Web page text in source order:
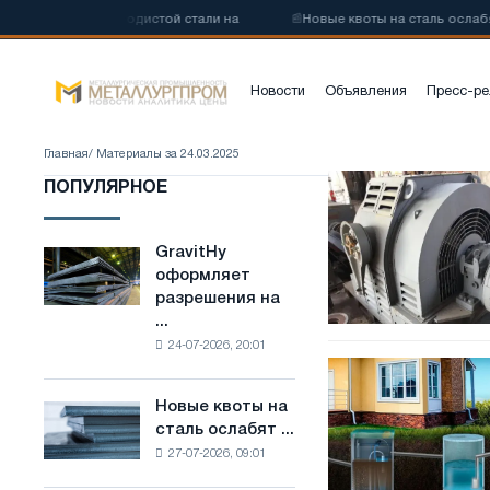
низкоуглеродистой стали на Новые квоты на сталь ослабят
Новости Объявления Пресс-
Главная/ Материалы за 24.03.2025
ПОПУЛЯРНОЕ
GravitHy
оформляет
разрешения
строительство
производству
низкоуглеродистой
GravitHy
оформляет
разрешения на
...
24-07-2026, 20:01
Новые
квоты
на
Новые квоты на
сталь ослабят ...
27-07-2026, 09:01
Різновиди
високовольтних
електродвигунів
Современная
канализация
для
загородного
дома:
выбор